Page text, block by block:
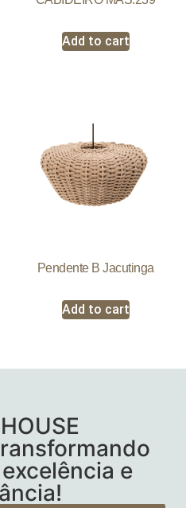
Add to cart
Pendente B Jacutinga
Add to cart
e